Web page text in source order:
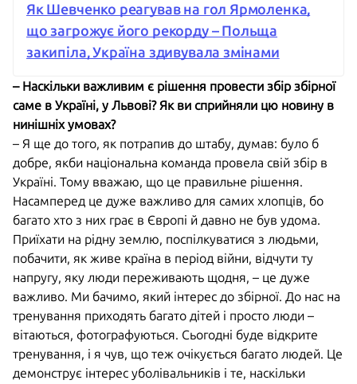
Як Шевченко реагував на гол Ярмоленка,
що загрожує його рекорду – Польща
закипіла, Україна здивувала змінами
– Наскільки важливим є рішення провести збір збірної
саме в Україні, у Львові? Як ви сприйняли цю новину в
нинішніх умовах?
– Я ще до того, як потрапив до штабу, думав: було б
добре, якби національна команда провела свій збір в
Україні. Тому вважаю, що це правильне рішення.
Насамперед це дуже важливо для самих хлопців, бо
багато хто з них грає в Європі й давно не був удома.
Приїхати на рідну землю, поспілкуватися з людьми,
побачити, як живе країна в період війни, відчути ту
напругу, яку люди переживають щодня, – це дуже
важливо. Ми бачимо, який інтерес до збірної. До нас на
тренування приходять багато дітей і просто люди –
вітаються, фотографуються. Сьогодні буде відкрите
тренування, і я чув, що теж очікується багато людей. Це
демонструє інтерес уболівальників і те, наскільки